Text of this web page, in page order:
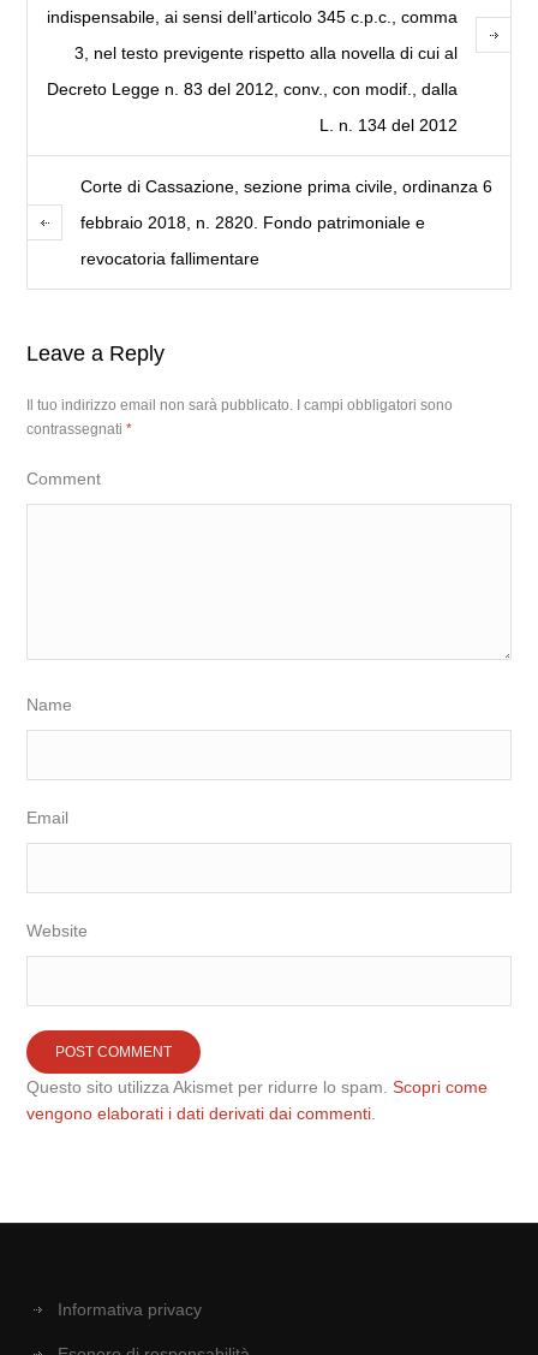
indispensabile, ai sensi dell’articolo 345 c.p.c., comma
3, nel testo previgente rispetto alla novella di cui al
Decreto Legge n. 83 del 2012, conv., con modif., dalla
L. n. 134 del 2012
Corte di Cassazione, sezione prima civile, ordinanza 6
febbraio 2018, n. 2820. Fondo patrimoniale e
revocatoria fallimentare
Leave a Reply
Il tuo indirizzo email non sarà pubblicato.
I campi obbligatori sono
contrassegnati*
Comment
Name
Email
Website
Questo sito utilizza Akismet per ridurre lo spam.Scopri come
vengono elaborati i dati derivati dai commenti
Informativa privacy